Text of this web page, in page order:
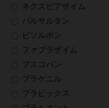
ネクスビアザイム
バルサルタン
ビソルボン
ファブラザイム
ブスコパン
プラケニル
プラビックス